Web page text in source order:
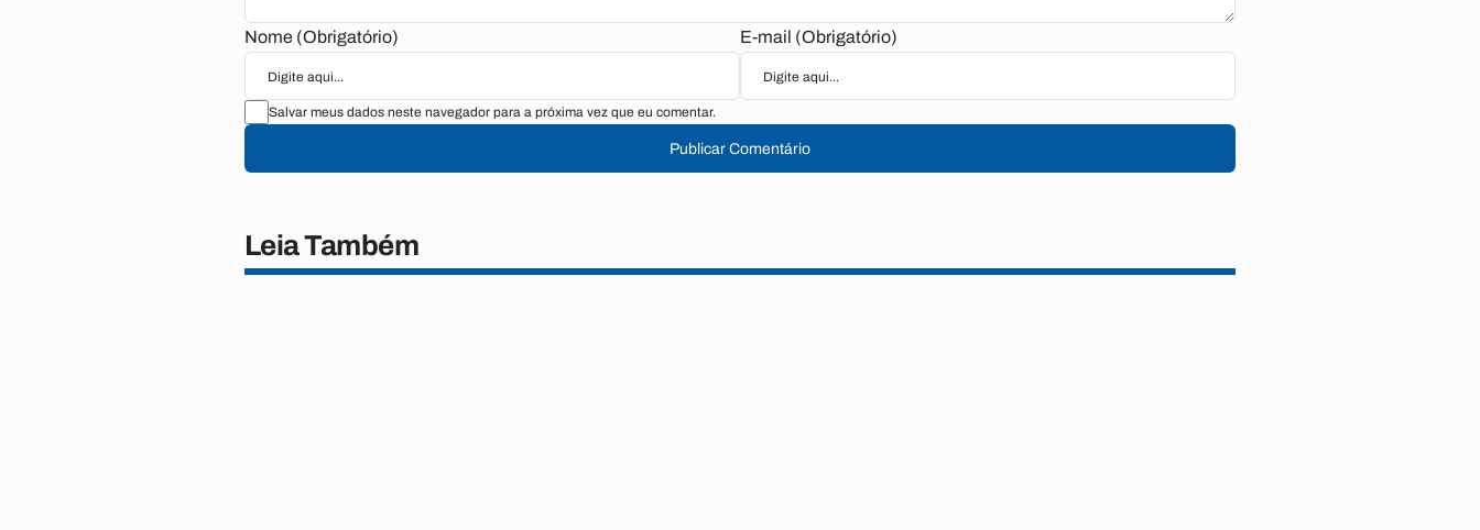
Nome (Obrigatório) E-mail (Obrigatório)
Salvar meus dados neste navegador para a próxima vez que eu comentar.
Publicar Comentário
Leia Também